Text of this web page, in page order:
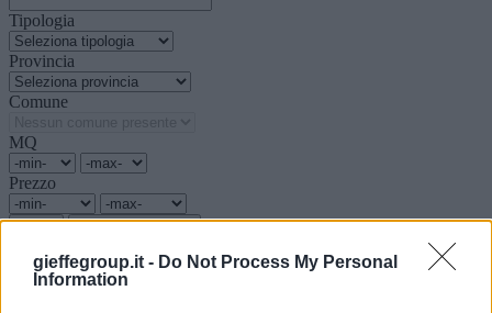
gieffegroup.it - Do Not Process My Personal
Information
Tipologia
Provincia
Comune
MQ
Prezzo